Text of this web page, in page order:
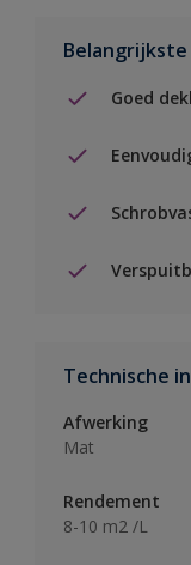
Goed
Technische
Afwerking
Mat
Rendement
8-10 m2 /L